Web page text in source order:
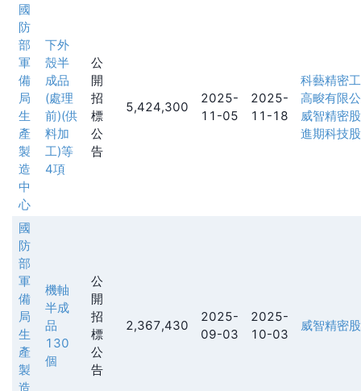
國
防
部
軍
備
局
生
產
製
造
中
心
下外
殼半
成品
(處理
前)(供
料加
工)等
4項
公
開
招
標
公
告
5,424,300
2025-
11-05
2025-
11-18
科藝精密
高畯有限
威智精密
進期科技
國
防
部
軍
備
局
生
產
製
造
機軸
半成
品
130
個
公
開
招
標
公
告
2,367,430
2025-
09-03
2025-
10-03
威智精密